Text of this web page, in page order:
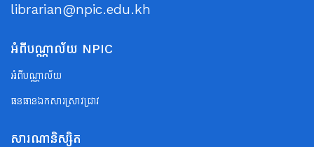
librarian@npic.edu.kh
អំពីបណ្ណាល័យ NPIC
អំពីបណ្ណាល័យ
ធនធានឯកសារស្រាវជ្រាវ
សារណានិស្សិត